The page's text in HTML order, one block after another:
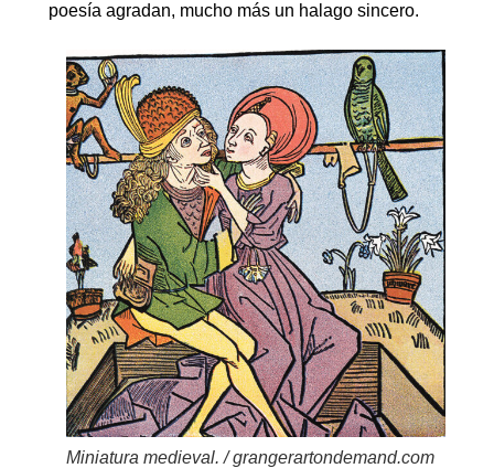
poesía agradan, mucho más un halago sincero.
Miniatura medieval. / grangerartondemand.com